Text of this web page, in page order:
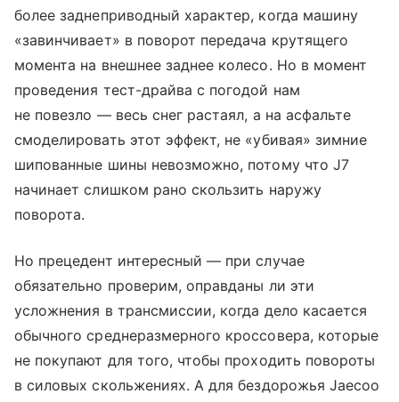
более заднеприводный характер, когда машину
«завинчивает» в поворот передача крутящего
момента на внешнее заднее колесо. Но в момент
проведения тест-драйва с погодой нам
не повезло — весь снег растаял, а на асфальте
смоделировать этот эффект, не «убивая» зимние
шипованные шины невозможно, потому что J7
начинает слишком рано скользить наружу
поворота.
Но прецедент интересный — при случае
обязательно проверим, оправданы ли эти
усложнения в трансмиссии, когда дело касается
обычного среднеразмерного кроссовера, которые
не покупают для того, чтобы проходить повороты
в силовых скольжениях. А для бездорожья Jaecoo